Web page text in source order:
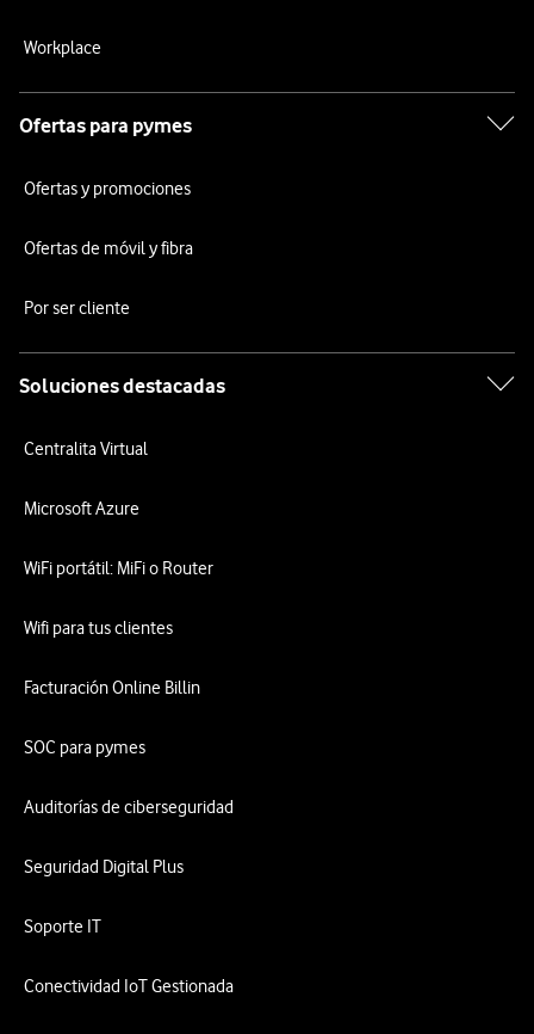
Workplace
Ofertas para pymes
Ofertas y promociones
Ofertas de móvil y fibra
Por ser cliente
Soluciones destacadas
Centralita Virtual
Microsoft Azure
WiFi portátil: MiFi o Router
Wifi para tus clientes
Facturación Online Billin
SOC para pymes
Auditorías de ciberseguridad
Seguridad Digital Plus
Soporte IT
Conectividad IoT Gestionada